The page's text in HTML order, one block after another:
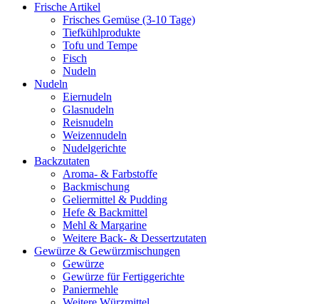
Frische Artikel
Frisches Gemüse (3-10 Tage)
Tiefkühlprodukte
Tofu und Tempe
Fisch
Nudeln
Nudeln
Eiernudeln
Glasnudeln
Reisnudeln
Weizennudeln
Nudelgerichte
Backzutaten
Aroma- & Farbstoffe
Backmischung
Geliermittel & Pudding
Hefe & Backmittel
Mehl & Margarine
Weitere Back- & Dessertzutaten
Gewürze & Gewürzmischungen
Gewürze
Gewürze für Fertiggerichte
Paniermehle